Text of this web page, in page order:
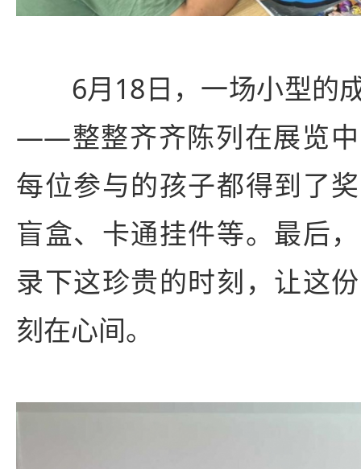
6月18日，一场小型的
——整整齐齐陈列在展览
每位参与的孩子都得到了
盲盒、卡通挂件等。最后
录下这珍贵的时刻，让这
刻在心间。